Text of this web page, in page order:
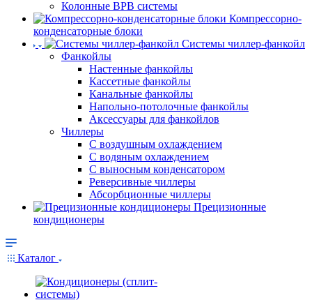
Колонные ВРВ системы
Компрессорно-
конденсаторные блоки
Системы чиллер-фанкойл
Фанкойлы
Настенные фанкойлы
Кассетные фанкойлы
Канальные фанкойлы
Напольно-потолочные фанкойлы
Аксессуары для фанкойлов
Чиллеры
С воздушным охлаждением
С водяным охлаждением
С выносным конденсатором
Реверсивные чиллеры
Абсорбционные чиллеры
Прецизионные
кондиционеры
Каталог